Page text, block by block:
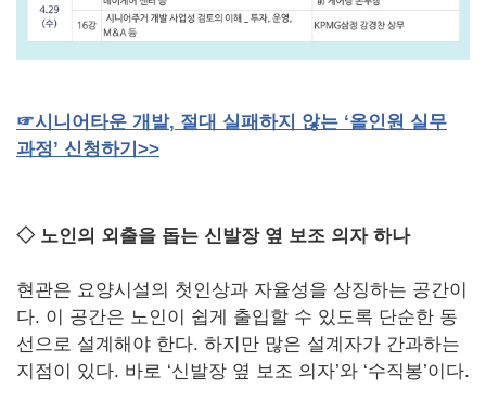
☞시니어타운 개발, 절대 실패하지 않는 ‘올인원 실무
과정’ 신청하기 >>
◇ 노인의 외출을 돕는 신발장 옆 보조 의자 하나
현관은 요양시설의 첫인상과 자율성을 상징하는 공간이
다. 이 공간은 노인이 쉽게 출입할 수 있도록 단순한 동
선으로 설계해야 한다. 하지만 많은 설계자가 간과하는
지점이 있다. 바로 ‘신발장 옆 보조 의자’와 ‘수직봉’이다.